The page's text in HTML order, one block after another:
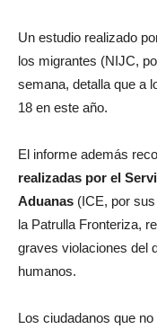
Un estudio realizado
los migrantes (NIJC,
semana, detalla que a
18 en este año.
El informe además
realizadas por el
Aduanas (ICE, por
la Patrulla Fronteriza,
graves violaciones del
humanos.
Los ciudadanos que